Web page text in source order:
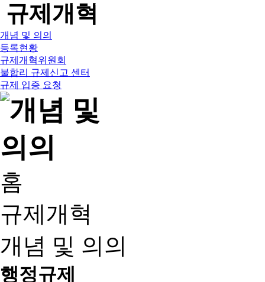
규제개혁
개념 및 의의
등록현황
규제개혁위원회
불합리 규제신고 센터
규제 입증 요청
홈
규제개혁
개념 및 의의
행정규제